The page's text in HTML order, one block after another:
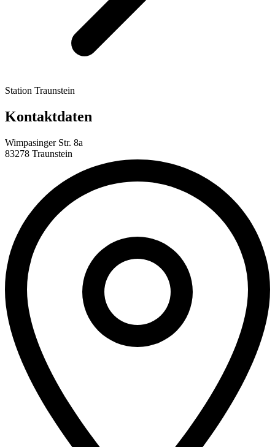
Station Traunstein
Kontaktdaten
Wimpasinger Str. 8a
83278 Traunstein